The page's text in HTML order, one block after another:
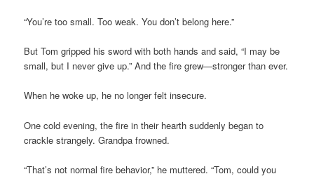
“You’re too small. Too weak. You don’t belong here.”
But Tom gripped his sword with both hands and said, “I may be
small, but I never give up.” And the fire grew—stronger than ever.
When he woke up, he no longer felt insecure.
One cold evening, the fire in their hearth suddenly began to
crackle strangely. Grandpa frowned.
“That’s not normal fire behavior,” he muttered. “Tom, could you